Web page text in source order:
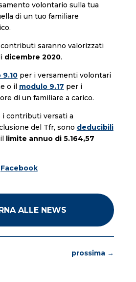
volontario sulla tua
di un tuo familiare
saranno valorizzati
dicembre 2020.
9.10per i versamenti volontari
o il modulo 9.17 per i
di un familiare a carico.
i contributi versati a
del Tfr, sono deducibili
limite annuo di 5.164,57
Facebook
ALLE NEWS
prossima →